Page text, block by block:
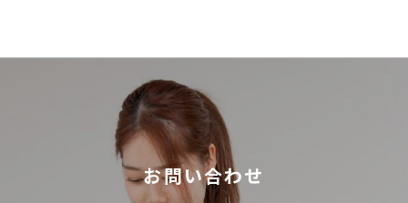
お問い合わせ